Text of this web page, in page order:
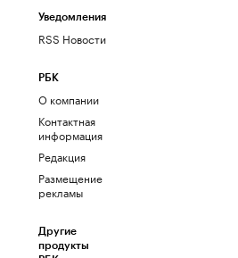
Уведомления
RSS Новости
РБК
О компании
Контактная
информация
Редакция
Размещение
рекламы
Другие
продукты